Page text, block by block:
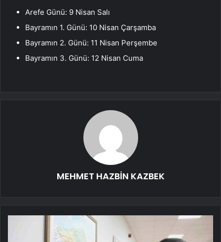
Arefe Günü: 9 Nisan Salı
Bayramın 1. Günü: 10 Nisan Çarşamba
Bayramın 2. Günü: 11 Nisan Perşembe
Bayramın 3. Günü: 12 Nisan Cuma
MEHMET HAZBİN KAZBEK